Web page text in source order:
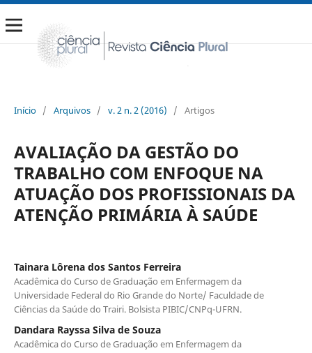
Início / Arquivos / v. 2 n. 2 (2016) / Artigos
AVALIAÇÃO DA GESTÃO DO
TRABALHO COM ENFOQUE NA
ATUAÇÃO DOS PROFISSIONAIS DA
ATENÇÃO PRIMÁRIA À SAÚDE
Tainara Lôrena dos Santos Ferreira
Acadêmica do Curso de Graduação em Enfermagem da
Universidade Federal do Rio Grande do Norte/ Faculdade de
Ciências da Saúde do Trairi. Bolsista PIBIC/CNPq-UFRN.
Dandara Rayssa Silva de Souza
Acadêmica do Curso de Graduação em Enfermagem da